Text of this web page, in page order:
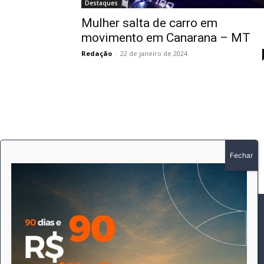
Destaques
Mulher salta de carro em
movimento em Canarana – MT
Redação - 22 de janeiro de 2024
SOBRE